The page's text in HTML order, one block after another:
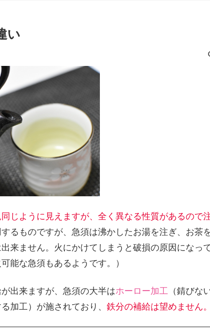
い
じように見えますが、全く異なる性質があるので
るものですが、急須は沸かしたお湯を注ぎ、お茶
来ません。火にかけてしまうと破損の原因になっ
能な急須もあるようです。）
出来ますが、急須の大半はホーロー加工 （錆びな
加工）が施されており、 鉄分の補給は望めません。